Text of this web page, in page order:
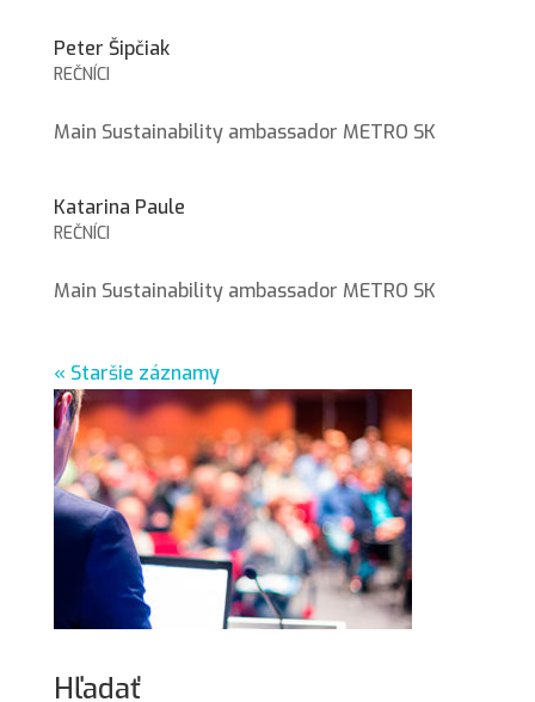
Peter Šipčiak
REČNÍCI
Main Sustainability ambassador METRO SK
Katarina Paule
REČNÍCI
Main Sustainability ambassador METRO SK
« Staršie záznamy
Hľadať